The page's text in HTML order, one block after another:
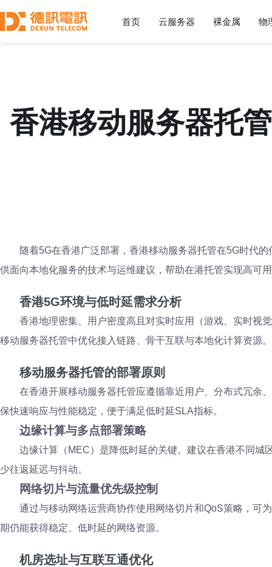
首页 云服务器 裸金属 物
香港移动服务器托
随着5G在香港广泛部署，香港移动服务器托管在5G时代
供面向本地化服务的技术与运维建议，帮助在港托管实现高可
香港5G环境与低时延需求分析
香港地理密集、用户密度高且对实时应用（游戏、实时视
移动服务器托管中优化接入链路、骨干互联与本地化计算资源。
移动服务器托管的部署原则
在香港开展移动服务器托管应遵循靠近用户、分布式冗余
保快速响应与性能稳定，便于满足低时延SLA指标。
边缘计算与多点部署策略
边缘计算（MEC）是降低时延的关键。建议在香港不同
少往返延迟与抖动。
网络切片与流量优先级控制
通过与移动网络运营商协作使用网络切片和QoS策略，可
期仍能获得稳定、低时延的网络资源。
机房选址与互联互通优化